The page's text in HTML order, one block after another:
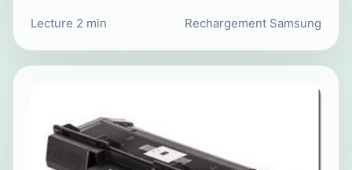
Lecture 2 min Rechargement Samsung